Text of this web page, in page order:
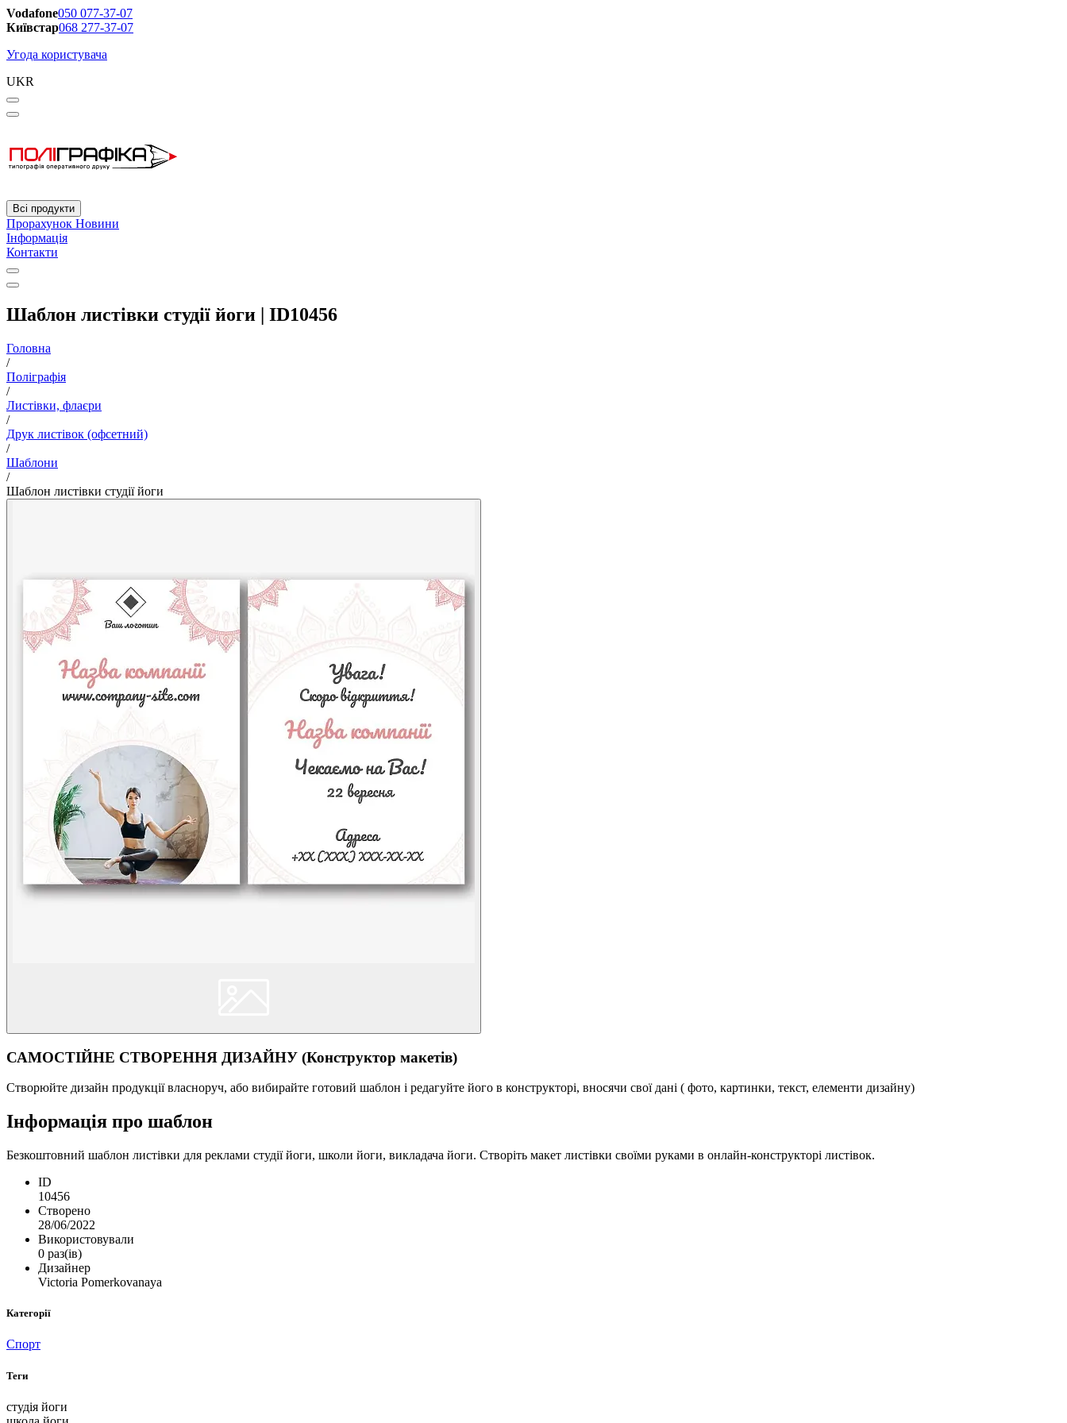
Vodafone050 077-37-07
Київстар068 277-37-07
Угода користувача
UKR
Всі продукти
Прорахунок Новини
Інформація
Контакти
Шаблон листівки студії йоги | ID10456
Головна
/
Поліграфія
/
Листівки, флаєри
/
Друк листівок (офсетний)
/
Шаблони
/
Шаблон листівки студії йоги
САМОСТІЙНЕ СТВОРЕННЯ ДИЗАЙНУ (Конструктор макетів)
Створюйте дизайн продукції власноруч, або вибирайте готовий шаблон і редагуйте його в конструкторі, вносячи свої дані ( фото, картинки, текст, елементи дизайну)
Інформація про шаблон
Безкоштовний шаблон листівки для реклами студії йоги, школи йоги, викладача йоги. Створіть макет листівки своїми руками в онлайн-конструкторі листівок.
ID
10456
Створено
28/06/2022
Використовували
0 раз(ів)
Дизайнер
Victoria Pomerkovanaya
Категорії
Спорт
Теги
студія йоги